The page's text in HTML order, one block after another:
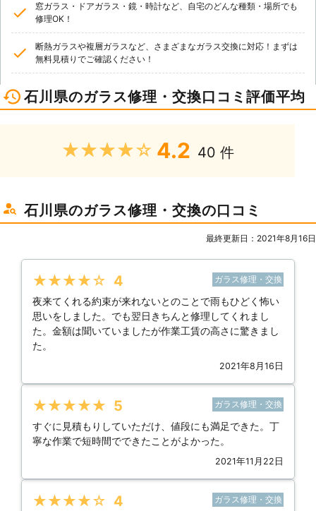
窓ガラス・ドアガラス・鏡・時計など、自宅のどんな種類・場所でも
修理OK！
断熱ガラスや複層ガラスなど、さまざまなガラス交換に対応！まずは
無料見積りでご確認ください！
石川県のガラス修理・交換口コミ評価平均
★★★★★ 4.2 40 件
石川県のガラス修理・交換の口コミ
最終更新日：2021年8月16日
★★★★★ 4 ガラス修理・交換
夜来てくれる約束が来れないとのことで雨もひどく怖い
思いをしました。でも翌日きちんと修理してくれまし
た。金額は聞いていましたが作業工賃の高さに驚きまし
た。
2021年8月16日
★★★★★ 5 ガラス修理・交換
すぐに見積もりしていただけ、値段にも満足できた。丁
寧な作業で短時間でできたことがよかった。
2021年11月22日
★★★★★ 4 ガラス修理・交換